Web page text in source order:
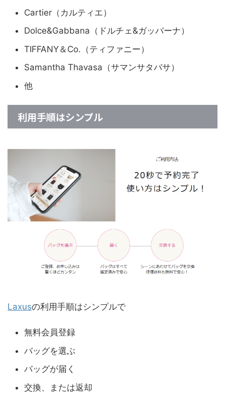
Cartier（カルティエ）
Dolce&Gabbana（ドルチェ&ガッバーナ）
TIFFANY＆Co.（ティファニー）
Samantha Thavasa（サマンサタバサ）
他
利用手順はシンプル
Laxusの利用手順はシンプルで
無料会員登録
バッグを選ぶ
バッグが届く
交換、または返却